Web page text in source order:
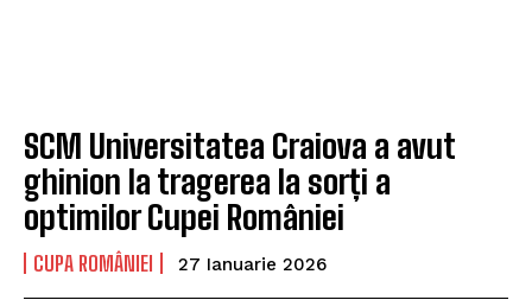
SCM Universitatea Craiova a avut
ghinion la tragerea la sorți a
optimilor Cupei României
CUPA ROMÂNIEI 27 Ianuarie 2026